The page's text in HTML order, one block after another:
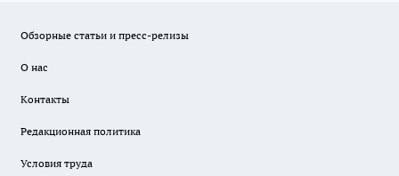
Обзорные статьи и пресс-релизы
О нас
Контакты
Редакционная политика
Условия труда